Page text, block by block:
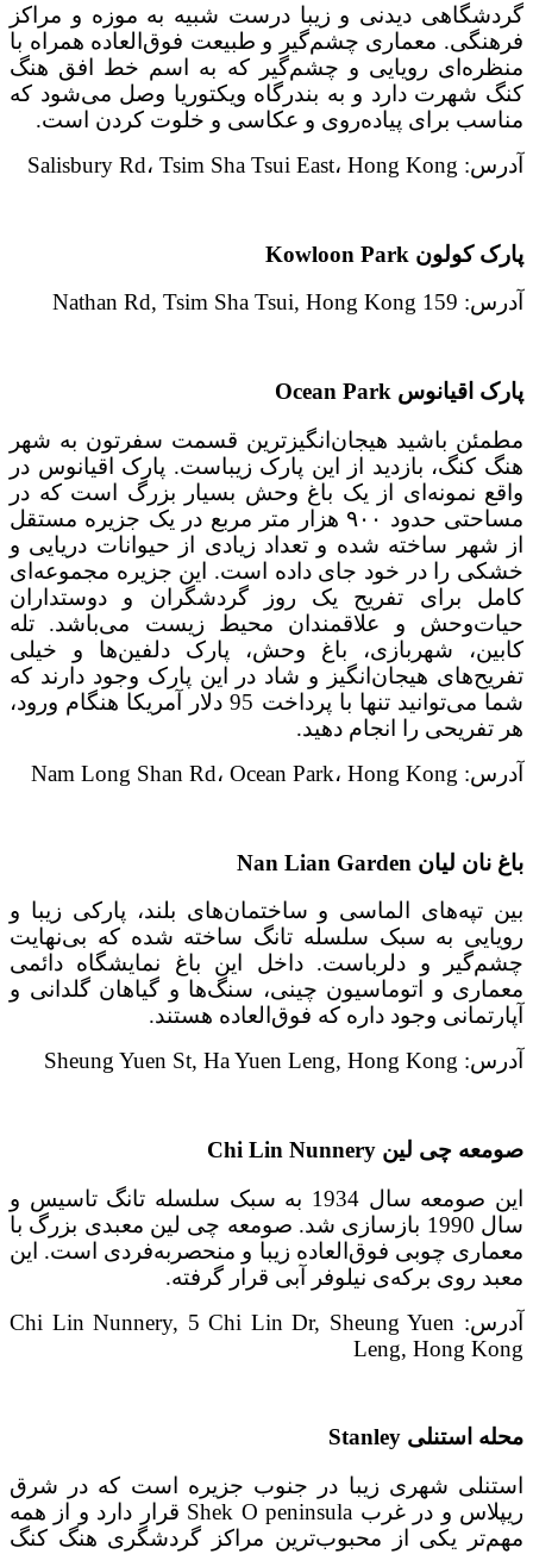
گردشگاهی دیدنی و زیبا درست شبیه به موزه و مراکز
فرهنگی. معماری چشم‌گیر و طبیعت فوق‌العاده همراه با
منظره‌ای رویایی و چشم‌گیر که به اسم خط افق هنگ
کنگ شهرت دارد و به بندرگاه ویکتوریا وصل می‌شود که
مناسب برای پیاده‌روی و عکاسی و خلوت کردن است.
آدرس: Salisbury Rd، Tsim Sha Tsui East، Hong Kong
پارک کولون Kowloon Park
آدرس: 159 Nathan Rd, Tsim Sha Tsui, Hong Kong
پارک اقیانوس Ocean Park
مطمئن باشید هیجان‌انگیزترین قسمت سفرتون به شهر
هنگ کنگ، بازدید از این پارک زیباست. پارک اقیانوس در
واقع نمونه‌ای از یک باغ وحش بسیار بزرگ است که در
مساحتی حدود ۹۰۰ هزار متر مربع در یک جزیره مستقل
از شهر ساخته شده و تعداد زیادی از حیوانات دریایی و
خشکی را در خود جای داده است. این جزیره مجموعه‌ای
کامل برای تفریح یک روز گردشگران و دوستداران
حیات‌وحش و علاقمندان محیط زیست می‌باشد. تله
کابین، شهربازی، باغ وحش، پارک دلفین‌ها و خیلی
تفریح‌های هیجان‌انگیز و شاد در این پارک وجود دارند که
شما می‌توانید تنها با پرداخت 95 دلار آمریکا هنگام ورود،
هر تفریحی را انجام دهید.
آدرس: Nam Long Shan Rd، Ocean Park، Hong Kong
باغ نان لیان Nan Lian Garden
بین تپه‌های الماسی و ساختمان‌های بلند، پارکی زیبا و
رویایی به سبک سلسله تانگ ساخته شده که بی‌نهایت
چشم‌گیر و دلرباست. داخل این باغ نمایشگاه دائمی
معماری و اتوماسیون چینی، سنگ‌ها و گیاهان گلدانی و
آپارتمانی وجود داره که فوق‌العاده هستند.
آدرس: Sheung Yuen St, Ha Yuen Leng, Hong Kong
صومعه چی لین Chi Lin Nunnery
این صومعه سال 1934 به سبک سلسله تانگ تاسیس و
سال 1990 بازسازی شد. صومعه چی لین معبدی بزرگ با
معماری چوبی فوق‌العاده زیبا و منحصر‌به‌فردی است. این
معبد روی برکه‌ی نیلوفر آبی قرار گرفته.
آدرس: Chi Lin Nunnery, 5 Chi Lin Dr, Sheung Yuen
Leng, Hong Kong
محله استنلی Stanley
استنلی شهری زیبا در جنوب جزیره است که در شرق
ریپلاس و در غرب Shek O peninsula قرار دارد و از همه
مهم‌تر یکی از محبوب‌ترین مراکز گردشگری هنگ کنگ